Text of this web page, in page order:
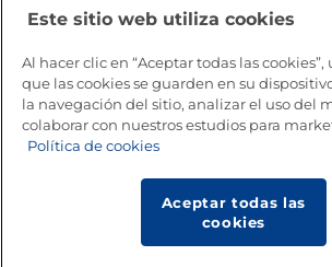
Este sitio web utiliza cookies
Al hacer clic en “Aceptar todas las cookies”,
que las cookies se guarden en su
la navegación del sitio, analizar el uso del
colaborar con nuestros estudios para
Política de cookies
Aceptar todas las
cookies